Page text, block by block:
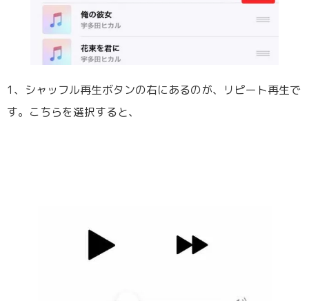
1、シャッフル再生ボタンの右にあるのが、リピート再生で
す。こちらを選択すると、